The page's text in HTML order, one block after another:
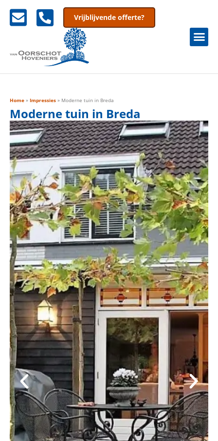
Vrijblijvende offerte?
Home » Impressies » Moderne tuin in Breda
Moderne tuin in Breda